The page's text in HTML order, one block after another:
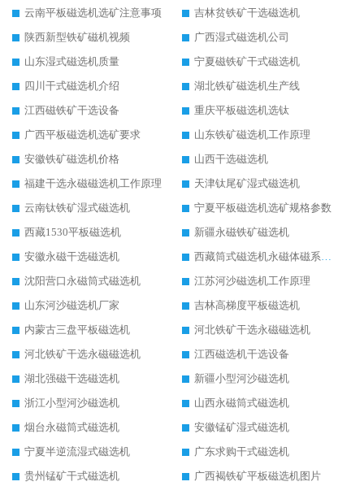
云南平板磁选机选矿注意事项
吉林贫铁矿干选磁选机
陕西新型铁矿磁机视频
广西湿式磁选机公司
山东湿式磁选机质量
宁夏磁铁矿干式磁选机
四川干式磁选机介绍
湖北铁矿磁选机生产线
江西磁铁矿干选设备
重庆平板磁选机选钛
广西平板磁选机选矿要求
山东铁矿磁选机工作原理
安徽铁矿磁选机价格
山西干选磁选机
福建干选永磁磁选机工作原理
天津钛尾矿湿式磁选机
云南钛铁矿湿式磁选机
宁夏平板磁选机选矿规格参数
西藏1530平板磁选机
新疆永磁铁矿磁选机
安徽永磁干选磁选机
西藏筒式磁选机永磁体磁系设计
沈阳营口永磁筒式磁选机
江苏河沙磁选机工作原理
山东河沙磁选机厂家
吉林高梯度平板磁选机
内蒙古三盘平板磁选机
河北铁矿干选永磁磁选机
河北铁矿干选永磁磁选机
江西磁选机干选设备
湖北强磁干选磁选机
新疆小型河沙磁选机
浙江小型河沙磁选机
山西永磁筒式磁选机
烟台永磁筒式磁选机
安徽锰矿湿式磁选机
宁夏半逆流湿式磁选机
广东求购干式磁选机
贵州锰矿干式磁选机
广西褐铁矿平板磁选机图片